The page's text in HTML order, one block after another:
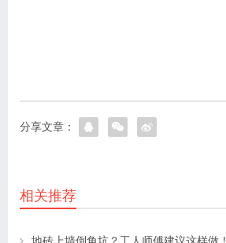
分享文章：
相关推荐